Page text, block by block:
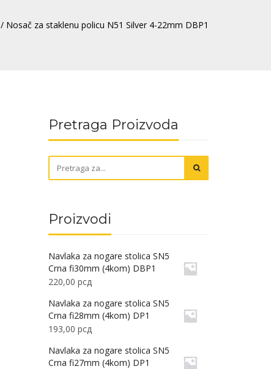
/ Nosač za staklenu policu N51 Silver 4-22mm DBP1
Pretraga Proizvoda
Proizvodi
Navlaka za nogare stolica SN5
Crna fi30mm (4kom) DBP1
220,00 рсд
Navlaka za nogare stolica SN5
Crna fi28mm (4kom) DP1
193,00 рсд
Navlaka za nogare stolica SN5
Crna fi27mm (4kom) DP1